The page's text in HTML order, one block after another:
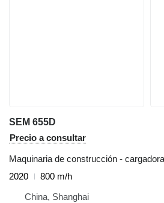
SEM 655D
Precio a consultar
Maquinaria de construcción -
2020
800 m/h
China, Shanghai